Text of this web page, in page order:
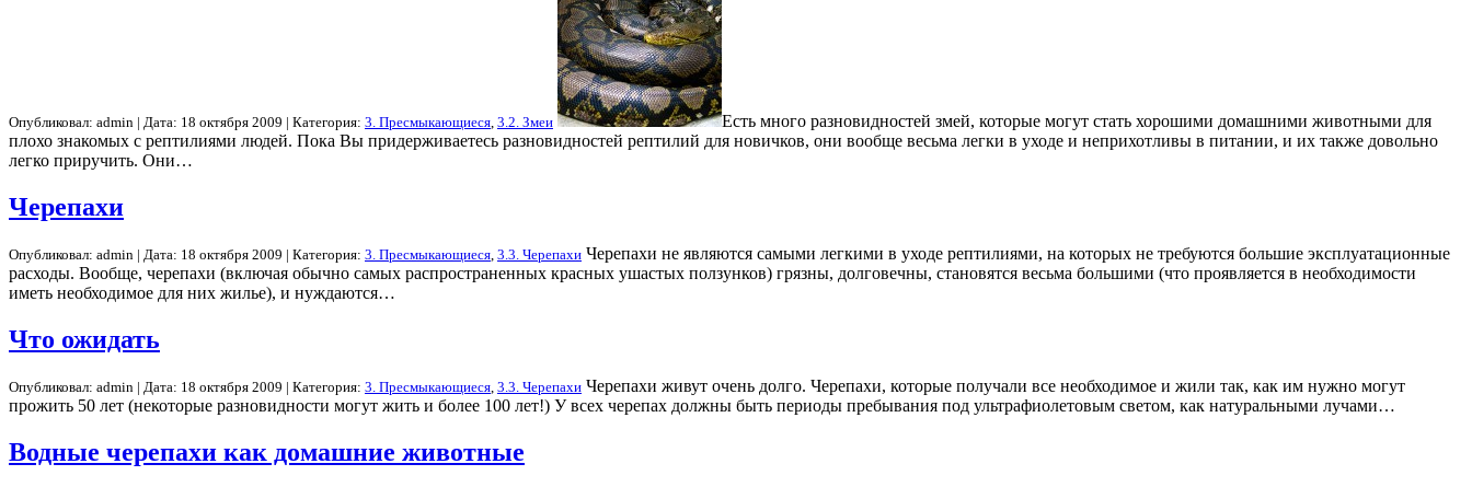
Опубликовал: admin | Дата: 18 октября 2009 | Категория: 3. Пресмыкающиеся, 3.2. Змеи
Есть много разновидностей змей, которые могут стать хорошими домашними животными для
плохо знакомых с рептилиями людей. Пока Вы придерживаетесь разновидностей рептилий для новичков, они вообще весьма легки в уходе и неприхотливы в питании, и их также довольно
легко приручить. Они…
Черепахи
Опубликовал: admin | Дата: 18 октября 2009 | Категория: 3. Пресмыкающиеся, 3.3. Черепахи Черепахи не являются самыми легкими в уходе рептилиями, на которых не требуются большие эксплуатационные
расходы. Вообще, черепахи (включая обычно самых распространенных красных ушастых ползунков) грязны, долговечны, становятся весьма большими (что проявляется в необходимости
иметь необходимое для них жилье), и нуждаются…
Что ожидать
Опубликовал: admin | Дата: 18 октября 2009 | Категория: 3. Пресмыкающиеся, 3.3. Черепахи Черепахи живут очень долго. Черепахи, которые получали все необходимое и жили так, как им нужно могут
прожить 50 лет (некоторые разновидности могут жить и более 100 лет!) У всех черепах должны быть периоды пребывания под ультрафиолетовым светом, как натуральными лучами…
Водные черепахи как домашние животные